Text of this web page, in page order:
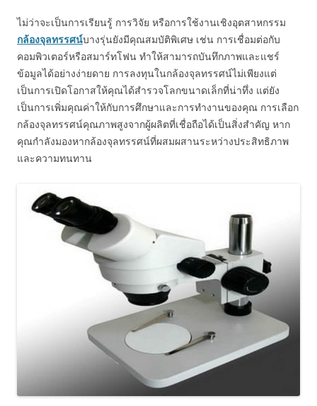
ไม่ว่าจะเป็นการเรียนรู้ การวิจัย หรือการใช้งานเชิงอุตสาหกรรม
กล้องจุลทรรศน์บางรุ่นยังมีคุณสมบัติพิเศษ เช่น การเชื่อมต่อกับ
คอมพิวเตอร์หรือสมาร์ทโฟน ทำให้สามารถบันทึกภาพและแชร์
ข้อมูลได้อย่างง่ายดาย การลงทุนในกล้องจุลทรรศน์ไม่เพียงแต่
เป็นการเปิดโอกาสให้คุณได้สำรวจโลกขนาดเล็กที่น่าทึ่ง แต่ยัง
เป็นการเพิ่มคุณค่าให้กับการศึกษาและการทำงานของคุณ การเลือก
กล้องจุลทรรศน์คุณภาพสูงจากผู้ผลิตที่เชื่อถือได้เป็นสิ่งสำคัญ หาก
คุณกำลังมองหากล้องจุลทรรศน์ที่ผสมผสานระหว่างประสิทธิภาพ
และความทนทาน